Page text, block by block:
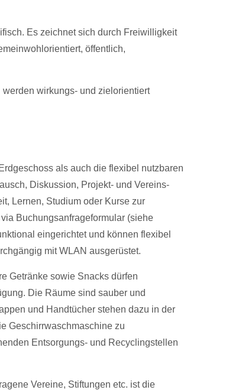
Es zeichnet sich durch Freiwilligkeit
öffentlich,
wirkungs- und zielorientiert
als auch die flexibel nutzbaren
Diskussion, Projekt- und Vereins-
Lernen, Studium oder Kurse zur
Buchungsanfrageformular (siehe
eingerichtet und können flexibel
mit WLAN ausgerüstet.
Getränke sowie Snacks dürfen
Die Räume sind sauber und
und Handtücher stehen dazu in der
Geschirrwaschmaschine zu
Entsorgungs- und Recyclingstellen
Vereine, Stiftungen etc. ist die